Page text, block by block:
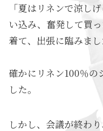
「夏はリネンで涼し
い込み、奮発して買
着て、出張に臨みまし
確かにリネン100％の
した。
しかし、会議が終わ